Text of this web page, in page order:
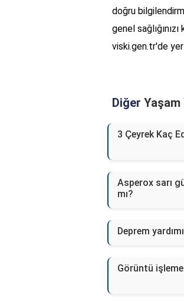
doğru
genel
viski.gen.tr'de
Diğer Yaşam
3 Çeyrek Kaç
Asperox sarı
mı?
Deprem
Görüntü